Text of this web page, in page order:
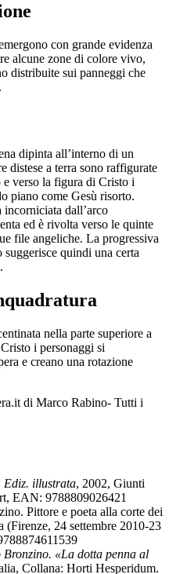
con grande evidenza
alcune zone di colore vivo,
distribuite sui panneggi che
dipinta all’interno di un
distese a terra sono raffigurate
verso la figura di Cristo i
piano come Gesù risorto.
dall’arco
ed è rivolta verso le quinte
file angeliche. La progressiva
quindi una certa
nella parte superiore a
i personaggi si
e creano una rotazione
di Marco Rabino- Tutti i
Ediz. illustrata, 2002, Giunti
EAN: 9788809026421
Pittore e poeta alla corte dei
24 settembre 2010-23
Bronzino. «La dotta penna al
Collana: Horti Hesperidum.